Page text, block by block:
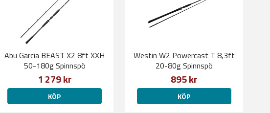
Abu Garcia BEAST X2 8ft XXH
50-180g Spinnspö
1 279 kr
KÖP
Westin W2 Powercast T 8,3ft
20-80g Spinnspö
895 kr
KÖP